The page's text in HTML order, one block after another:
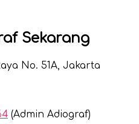
Sekarang
No. 51A, Jakarta
(Admin Adiograf)